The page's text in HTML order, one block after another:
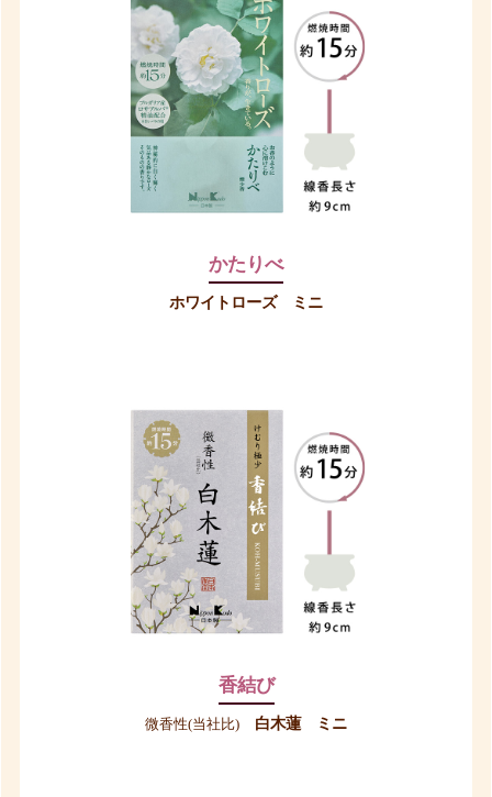
かたりべ
ホワイトローズ ミニ
香結び
微香性(当社比)白木蓮 ミニ